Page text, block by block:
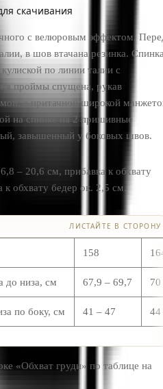
скачивания
с велюровым эффектом.
в шов втачана резинка.
по линии талии с
проймы спущена, рукав
с притачной широкой
на спинке на 2 пришивные
завышенный у боковых швов.
– 20,6 см, прибавка к обхвату
обхвату бедер ок. 2,5 см.
ЛИСТАЙТЕ В СТОРОНУ
158
до низа, см 67,9 – 69,7
по боку, см 41 – 47
«Обхват груди» по таблице на